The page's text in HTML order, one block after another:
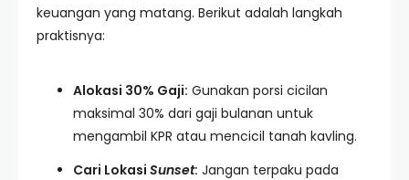
keuangan yang matang. Berikut adalah langkah
praktisnya:
Alokasi 30% Gaji: Gunakan porsi cicilan
maksimal 30% dari gaji bulanan untuk
mengambil KPR atau mencicil tanah kavling.
Cari Lokasi Sunset: Jangan terpaku pada